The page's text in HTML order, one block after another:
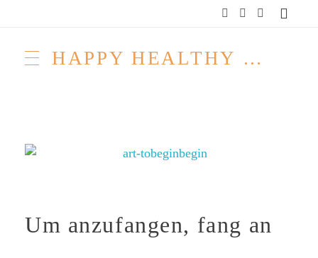
HAPPY HEALTHY RAW & FREE – ROH MACHT FROH!
Um anzufangen, fang an